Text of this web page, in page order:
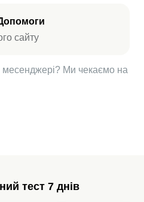
сайту
месенджері? Ми чекаємо на
тест 7 днів